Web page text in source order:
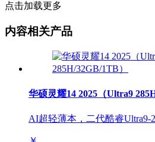
点击加载更多
内容相关产品
华硕灵耀14 2025（Ultra9
AI超轻薄本，二代酷睿Ultra9-